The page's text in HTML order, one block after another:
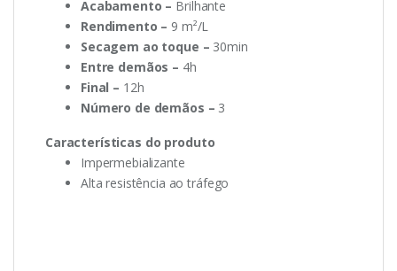
Acabamento – Brilhante
Rendimento – 9 m²/L
Secagem ao toque – 30min
Entre demãos – 4h
Final – 12h
Número de demãos – 3
Características do produto
Impermebializante
Alta resistência ao tráfego